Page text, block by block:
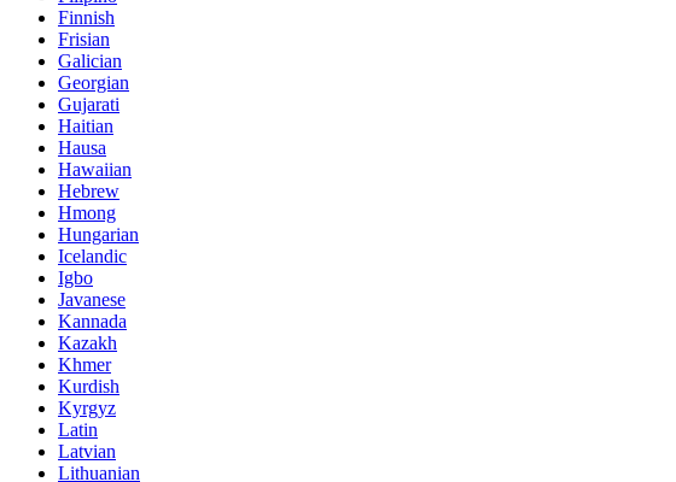
Finnish
Frisian
Galician
Georgian
Gujarati
Haitian
Hausa
Hawaiian
Hebrew
Hmong
Hungarian
Icelandic
Igbo
Javanese
Kannada
Kazakh
Khmer
Kurdish
Kyrgyz
Latin
Latvian
Lithuanian